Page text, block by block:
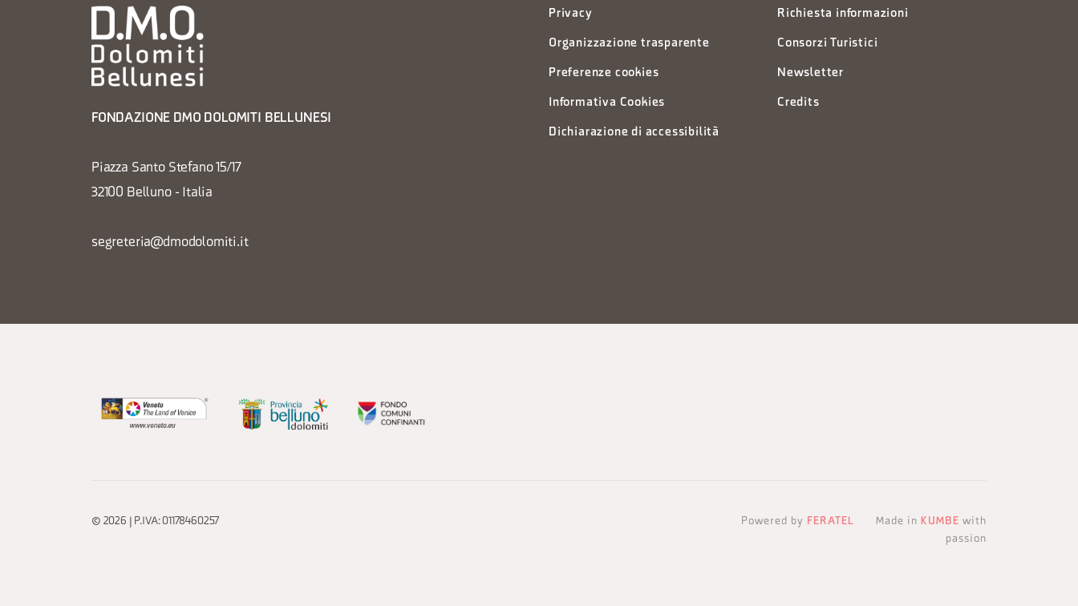
FONDAZIONE DMO DOLOMITI BELLUNESI
Piazza Santo Stefano 15/17
32100 Belluno - Italia
segreteria@dmodolomiti.it
Privacy
Organizzazione trasparente
Preferenze cookies
Informativa Cookies
Dichiarazione di accessibilità
Richiesta informazioni
Consorzi Turistici
Newsletter
Credits
© 2026 | P.IVA: 01178460257 Powered by FERATEL Made in KUMBE with
passion